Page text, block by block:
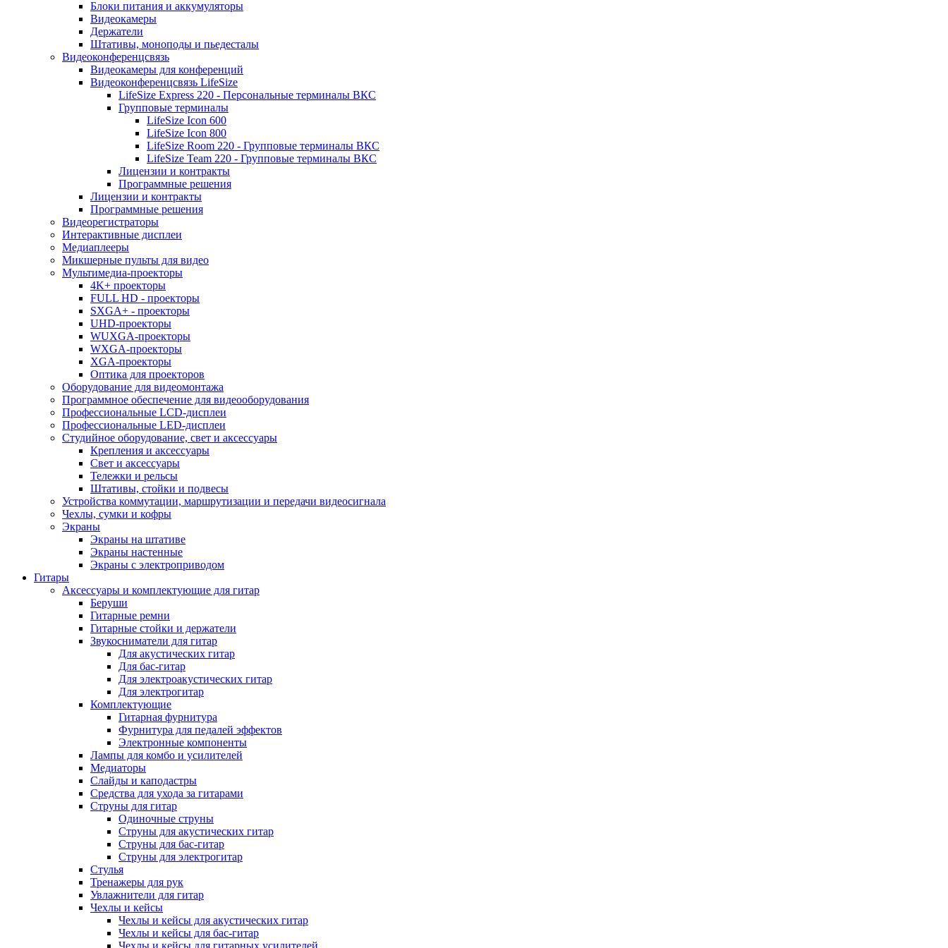
Блоки питания и аккумуляторы
Видеокамеры
Держатели
Штативы, моноподы и пьедесталы
Видеоконференцсвязь
Видеокамеры для конференций
Видеоконференцсвязь LifeSize
LifeSize Express 220 - Персональные терминалы ВКС
Групповые терминалы
LifeSize Icon 600
LifeSize Icon 800
LifeSize Room 220 - Групповые терминалы ВКС
LifeSize Team 220 - Групповые терминалы ВКС
Лицензии и контракты
Программные решения
Лицензии и контракты
Программные решения
Видеорегистраторы
Интерактивные дисплеи
Медиаплееры
Микшерные пульты для видео
Мультимедиа-проекторы
4K+ проекторы
FULL HD - проекторы
SXGA+ - проекторы
UHD-проекторы
WUXGA-проекторы
WXGA-проекторы
XGA-проекторы
Оптика для проекторов
Оборудование для видеомонтажа
Программное обеспечение для видеооборудования
Профессиональные LCD-дисплеи
Профессиональные LED-дисплеи
Студийное оборудование, свет и аксессуары
Крепления и аксессуары
Свет и аксессуары
Тележки и рельсы
Штативы, стойки и подвесы
Устройства коммутации, маршрутизации и передачи видеосигнала
Чехлы, сумки и кофры
Экраны
Экраны на штативе
Экраны настенные
Экраны с электроприводом
Гитары
Аксессуары и комплектующие для гитар
Беруши
Гитарные ремни
Гитарные стойки и держатели
Звукосниматели для гитар
Для акустических гитар
Для бас-гитар
Для электроакустических гитар
Для электрогитар
Комплектующие
Гитарная фурнитура
Фурнитура для педалей эффектов
Электронные компоненты
Лампы для комбо и усилителей
Медиаторы
Слайды и каподастры
Средства для ухода за гитарами
Струны для гитар
Одиночные струны
Струны для акустических гитар
Струны для бас-гитар
Струны для электрогитар
Стулья
Тренажеры для рук
Увлажнители для гитар
Чехлы и кейсы
Чехлы и кейсы для акустических гитар
Чехлы и кейсы для бас-гитар
Чехлы и кейсы для гитарных усилителей